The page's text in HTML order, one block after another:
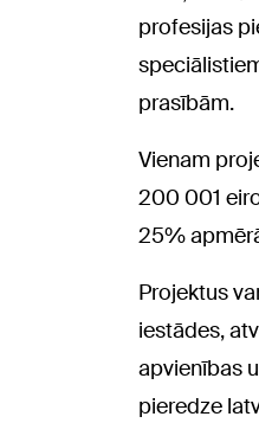
profesijas
prasībām.
Vienam
200 001
25%
Projektus
iestādes,
apvienības
pieredze